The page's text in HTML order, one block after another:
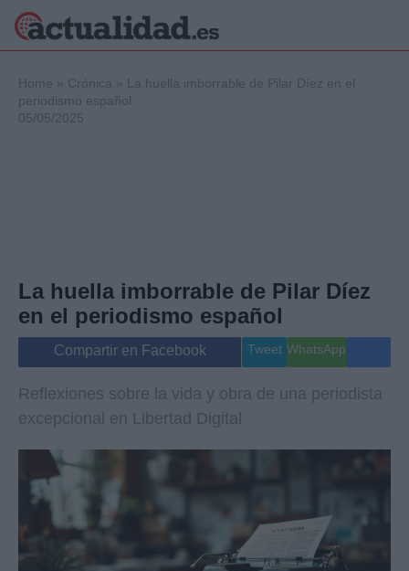
Internacional
Viajes
Gente
Musica
Home » Crónica »
La huella imborrable de Pilar Díez en el
periodismo español
05/05/2025
La huella imborrable de Pilar Díez
en el periodismo español
Compartir en Facebook Tweet WhatsApp
Reflexiones sobre la vida y obra de una periodista
excepcional en Libertad Digital